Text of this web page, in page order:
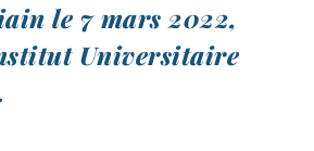
le 7 mars 2022,
Universitaire